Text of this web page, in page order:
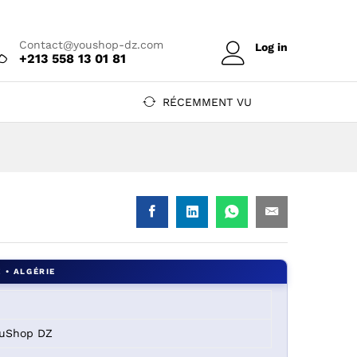
Contact@youshop-dz.com
+213 558 13 01 81
Log in
RÉCEMMENT VU
DZ